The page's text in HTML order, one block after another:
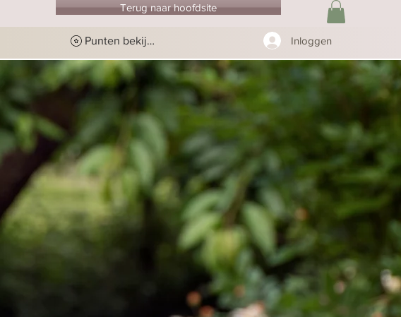
Terug naar hoofdsite
Punten bekijken Inloggen